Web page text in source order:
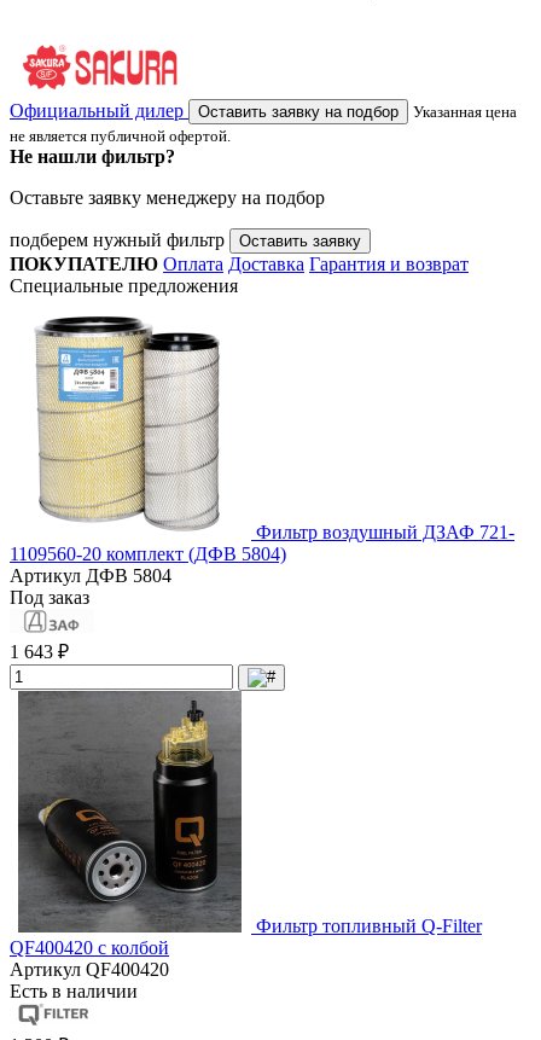
Официальный дилер Оставить заявку на подбор
Указанная цена
не является публичной офертой.
Не нашли фильтр?
Оставьте заявку менеджеру на подбор
подберем нужный фильтр Оставить заявку
ПОКУПАТЕЛЮ Оплата Доставка Гарантия и возврат
Специальные предложения
Фильтр воздушный ДЗАФ 721-
1109560-20 комплект (ДФВ 5804)
Артикул ДФВ 5804
Под заказ
1 643 ₽
Фильтр топливный Q-Filter
QF400420 с колбой
Артикул QF400420
Есть в наличии